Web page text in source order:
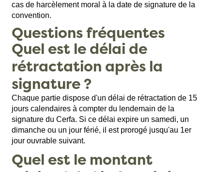
cas de harcèlement moral à la date de signature de la
convention.
Questions fréquentes
Quel est le délai de
rétractation après la
signature ?
Chaque partie dispose d'un délai de rétractation de 15
jours calendaires à compter du lendemain de la
signature du Cerfa. Si ce délai expire un samedi, un
dimanche ou un jour férié, il est prorogé jusqu'au 1er
jour ouvrable suivant.
Quel est le montant